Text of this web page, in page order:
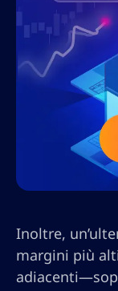
Inoltre,
margini più